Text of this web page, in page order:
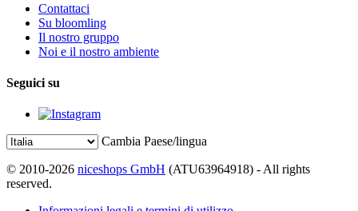
Contattaci
Su bloomling
Il nostro gruppo
Noi e il nostro ambiente
Seguici su
Cambia Paese/lingua
© 2010-2026 niceshops GmbH (ATU63964918) - All rights
reserved.